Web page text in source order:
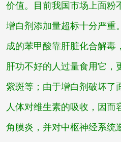
价值。目前我国市场上面粉
增白剂添加量超标十分严重
成的苯甲酸靠肝脏化合解毒
肝功不好的人过量食用它，
紫斑等；由于增白剂破坏了
人体对维生素的吸收，因而
角膜炎，并对中枢神经系统